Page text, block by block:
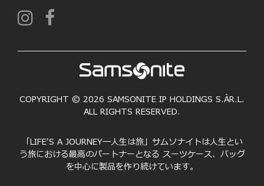
COPYRIGHT © 2026 SAMSONITE IP HOLDINGS S.ÀR.L.
ALL RIGHTS RESERVED.
「LIFE'S A JOURNEY―人生は旅」サムソナイトは人生とい
う旅における最高のパートナーとなる スーツケース、バッグ
を中心に製品を作り続けています。